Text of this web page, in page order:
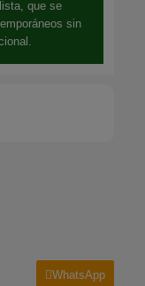
que se
sin
WhatsApp